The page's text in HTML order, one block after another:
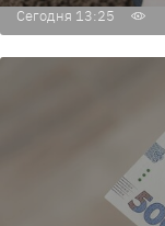
Сегодня 13:25